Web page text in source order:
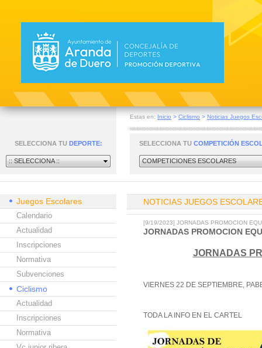
Estas en: Inicio > Ciclismo > Noticias Juegos
SELECCIONA TU DEPORTE:
:: SELECCIONA ::
SELECCIONA TU COMPETICIÓN
COMPETICIONES ESCOLARES
Juegos Escolares
Calendario
Actualidad
Inscripciones
Normativa
Subvenciones
Ciclismo
Actualidad
Inscripciones
Normativa
NOTICIAS JUEGOS
[9/19/2023] JORNADAS PROMOCION
JORNADAS PROMOCION
JORNADAS
VIERNES 22 DE SEPTIEMBRE,
TODA LA INFO EN EL CARTEL